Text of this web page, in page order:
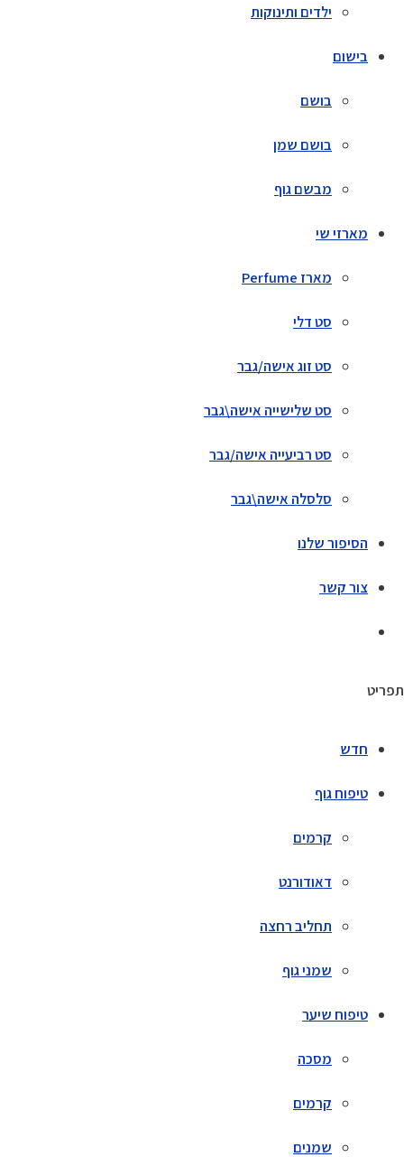
ילדים ותינוקות
בישום
בושם
בושם שמן
מבשם גוף
מארזי שי
מארז Perfume
סט דלי
סט זוג אישה/גבר
סט שלישייה אישה\גבר
סט רביעייה אישה/גבר
סלסלה אישה\גבר
הסיפור שלנו
צור קשר
תפריט
חדש
טיפוח גוף
קרמים
דאודורנט
תחליב רחצה
שמני גוף
טיפוח שיער
מסכה
קרמים
שמנים